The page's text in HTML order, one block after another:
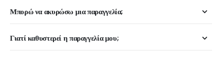
Μπορώ να ακυρώσω μια παραγγελία;
Γιατί καθυστερεί η παραγγελία μου;